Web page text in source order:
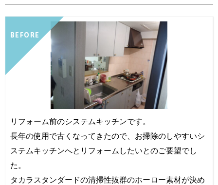
BEFORE
リフォーム前のシステムキッチンです。
長年の使用で古くなってきたので、お掃除のしやすいシ
ステムキッチンへとリフォームしたいとのご要望でし
た。
タカラスタンダードの清掃性抜群のホーロー素材が決め